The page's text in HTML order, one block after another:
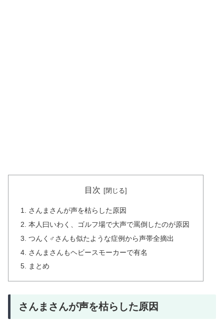
目次
さんまさんが声を枯らした原因
本人曰いわく、ゴルフ場で大声で罵倒したのが原因
つんく♂さんも似たような症例から声帯全摘出
さんまさんもヘビースモーカーで有名
まとめ
さんまさんが声を枯らした原因